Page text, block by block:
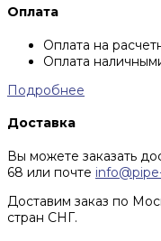
Оплата
Оплата на
Оплата
Подробнее
Доставка
Вы можете заказать
68 или почте
Доставим заказ по
стран СНГ.